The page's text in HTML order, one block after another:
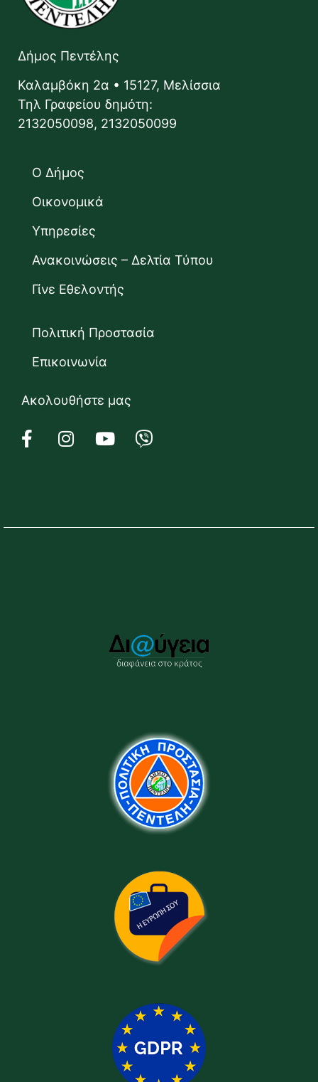
Δήμος Πεντέλης
Καλαμβόκη 2α • 15127, Μελίσσια
Τηλ Γραφείου δημότη:
2132050098, 2132050099
Ο Δήμος
Οικονομικά
Υπηρεσίες
Ανακοινώσεις – Δελτία Τύπου
Γίνε Εθελοντής
Πολιτική Προστασία
Επικοινωνία
Ακολουθήστε μας